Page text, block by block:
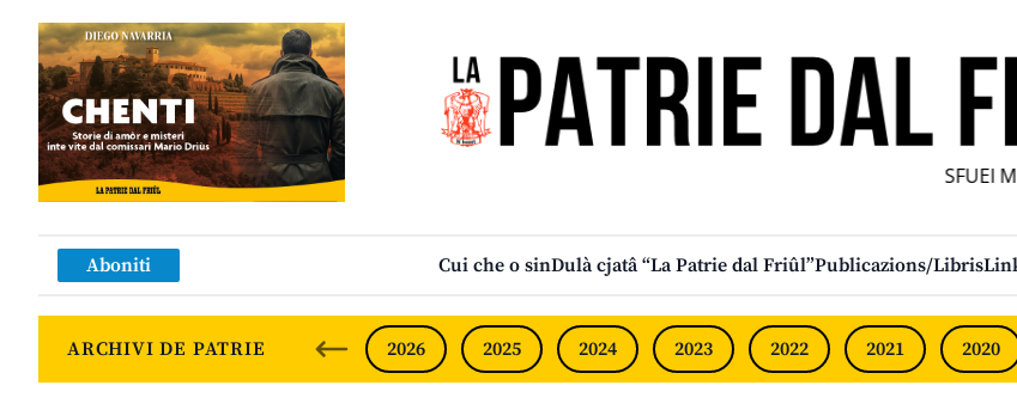
SFUEI
Aboniti Cui che o sinDulà cjatâ “La Patrie dal Friûl”Publicazions/Libris
ARCHIVI DE PATRIE 2026 2025 2024 2023 2022 2021 2020